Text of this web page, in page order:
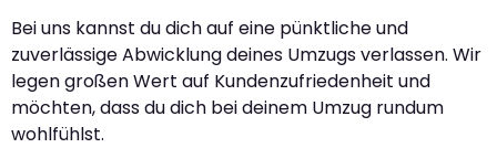
Bei uns kannst du dich auf eine pünktliche und
zuverlässige Abwicklung deines Umzugs verlassen. Wir
legen großen Wert auf Kundenzufriedenheit und
möchten, dass du dich bei deinem Umzug rundum
wohlfühlst.